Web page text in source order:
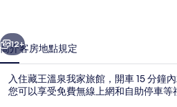
館
的
相
個 下一個
12+
簡介客房地點規定
入住藏王溫泉我家旅館，開車 15 分鐘
您可以享受免費無線上網和自助停車等